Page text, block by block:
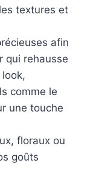
textures et
afin
qui rehausse
comme le
une touche
floraux ou
goûts